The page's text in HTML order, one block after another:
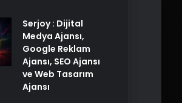
Serjoy : Dijital
Medya Ajansı,
Google Reklam
Ajansı, SEO Ajansı
ve Web Tasarım
Ajansı